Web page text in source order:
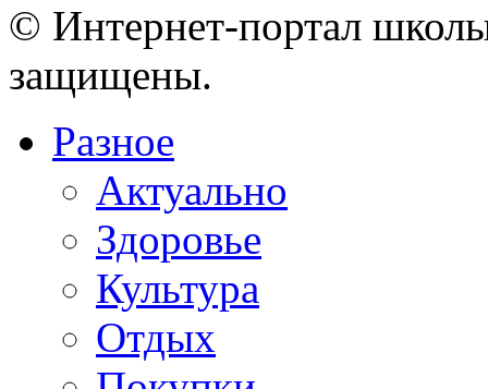
© Интернет-портал
защищены.
Разное
Актуально
Здоровье
Культура
Отдых